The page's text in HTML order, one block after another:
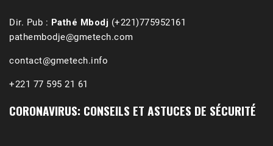
Dir. Pub : Pathé Mbodj (+221)775952161
pathembodje@gmetech.com
contact@gmetech.info
+221 77 595 21 61
CORONAVIRUS: CONSEILS ET ASTUCES DE SÉCURITÉ